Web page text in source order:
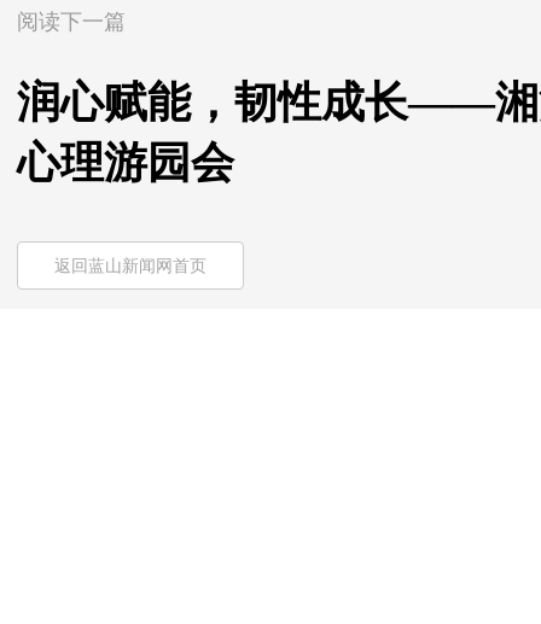
阅读下一篇
润心赋能，韧性成长——湘
心理游园会
返回蓝山新闻网首页